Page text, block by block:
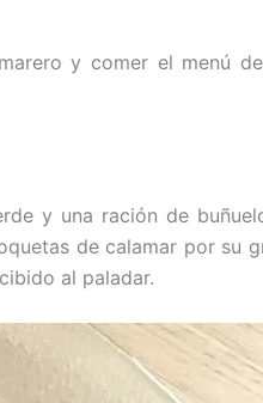
y comer el menú
y una ración de
de calamar por su
al paladar.